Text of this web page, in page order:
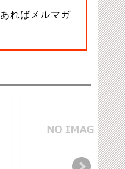
ればメルマガ